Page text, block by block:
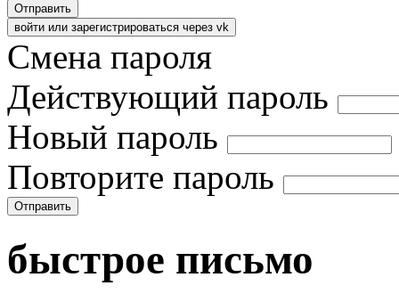
Отправить
войти или зарегистрироваться через vk
Смена пароля
Действующий пароль
Новый пароль
Повторите пароль
Отправить
быстрое письмо